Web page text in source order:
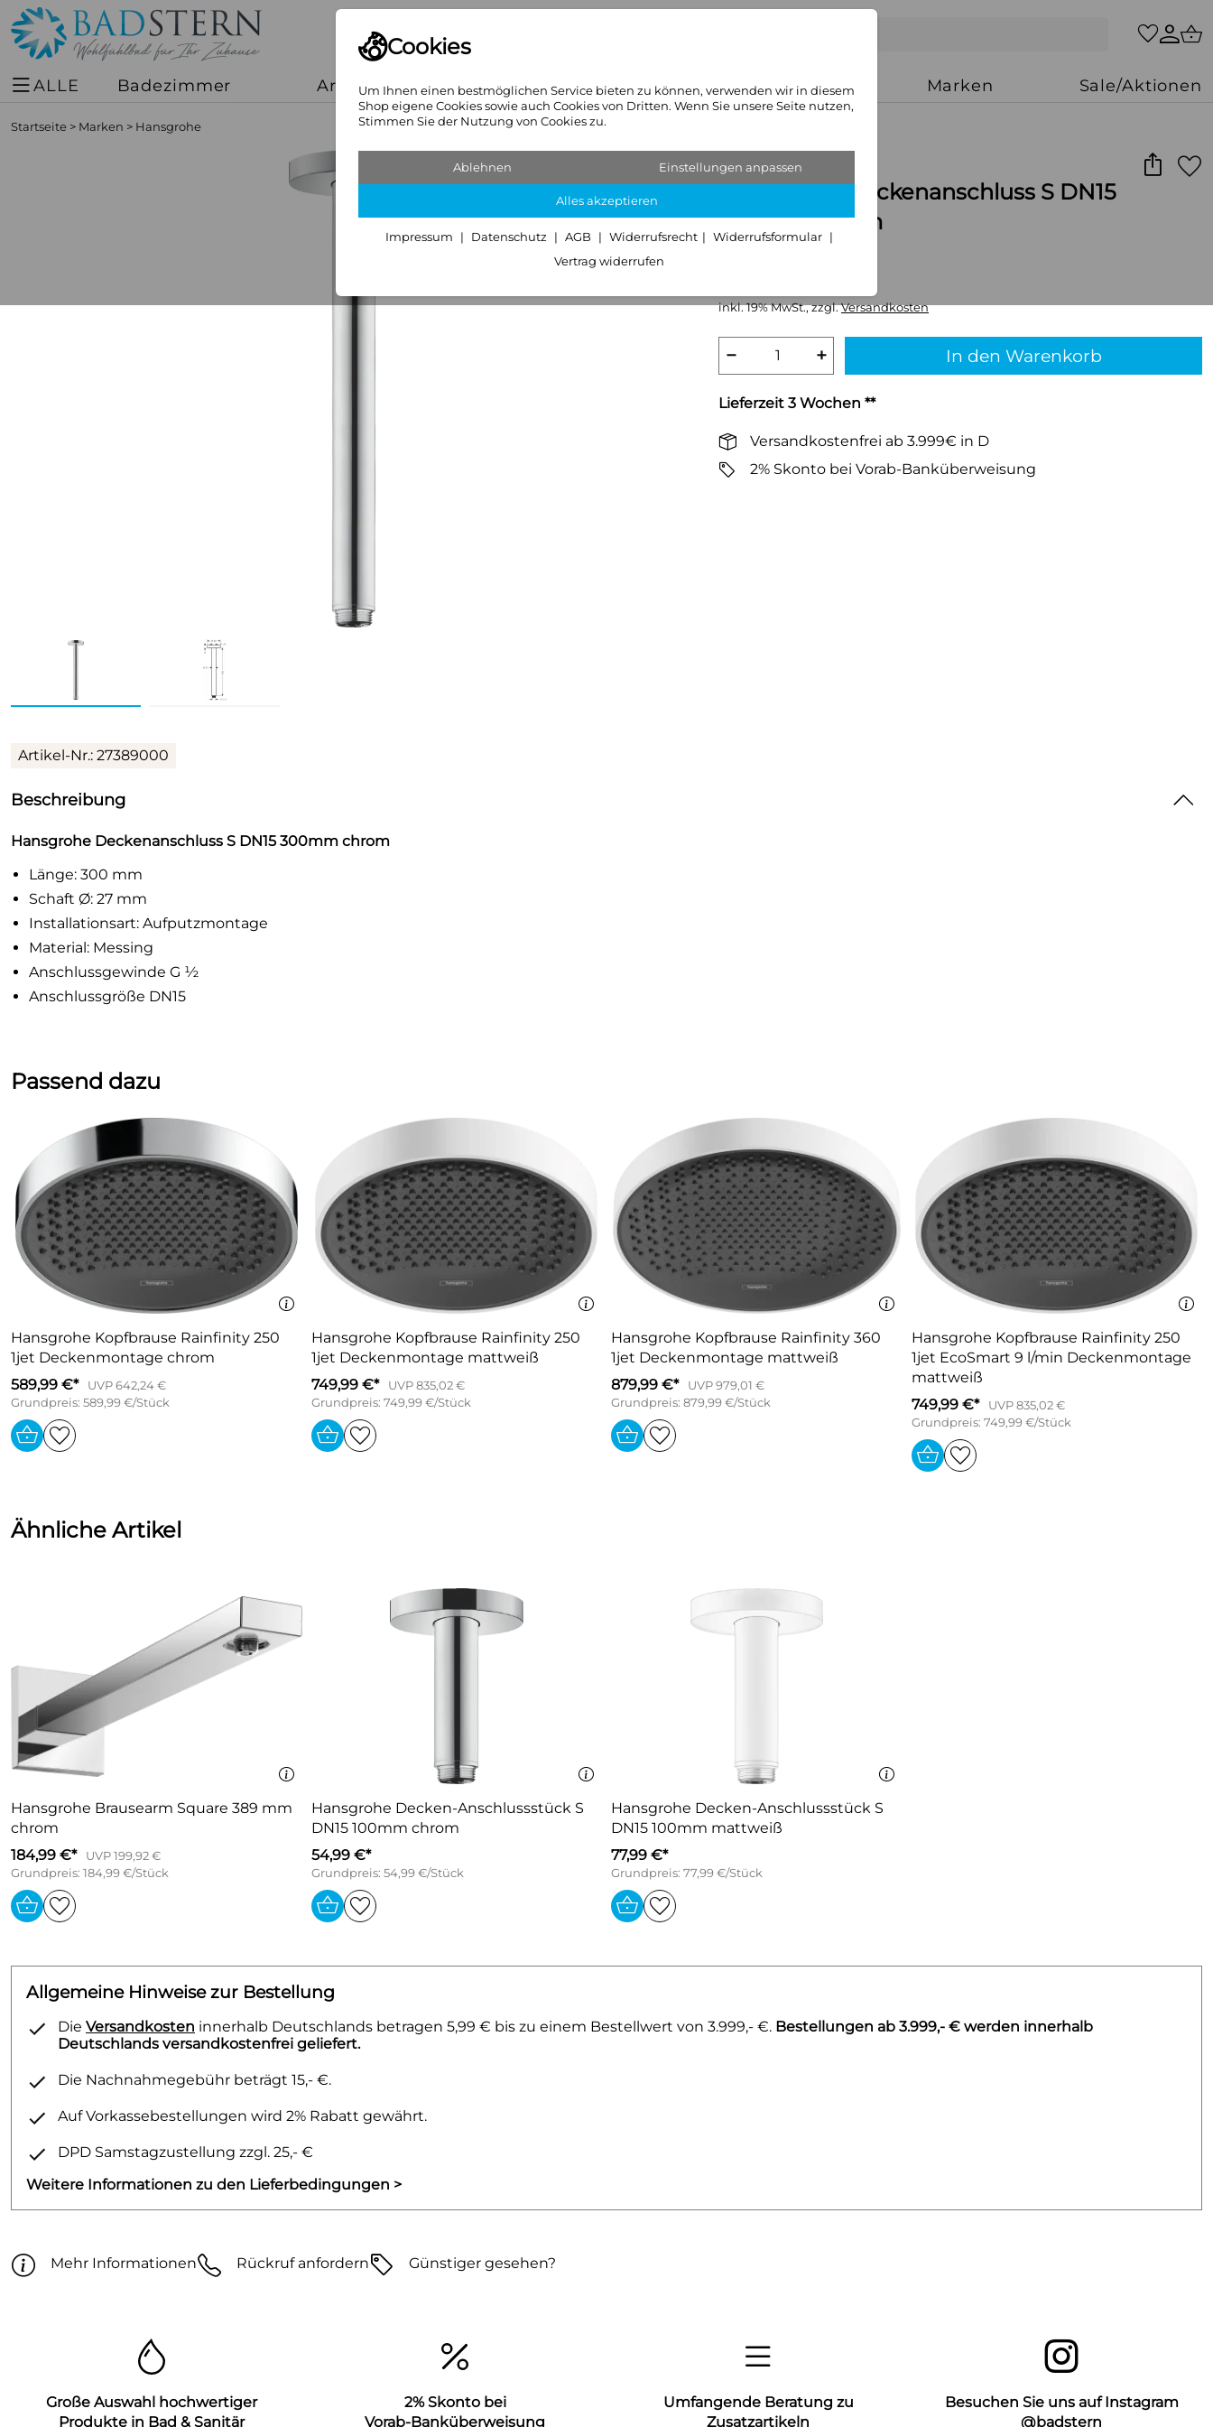
Cookies
Um Ihnen einen bestmöglichen Service bieten zu können, verwenden wir in diesem
Shop eigene Cookies sowie auch Cookies von Dritten. Wenn Sie unsere Seite nutzen,
Stimmen Sie der Nutzung von Cookies zu.
Ablehnen Einstellungen anpassen
Alles akzeptieren
Impressum Datenschutz AGB Widerrufsrecht
Widerrufsformular
Vertrag widerrufen
ALLE Badezimmer Armaturen Heizkörper Sanitär & Heizung Marken Sale/Aktionen
Startseite > Marken > Hansgrohe
Hansgrohe Deckenanschluss S DN15
300mm chrom
inkl. 19% MwSt., zzgl.Versandkosten
− + In den Warenkorb
Lieferzeit 3 Wochen **
Versandkostenfrei ab 3.999€ in D
2% Skonto bei Vorab-Banküberweisung
Artikel-Nr.: 27389000
Beschreibung
Hansgrohe Deckenanschluss S DN15 300mm chrom
Länge: 300 mm
Schaft Ø: 27 mm
Installationsart: Aufputzmontage
Material: Messing
Anschlussgewinde G ½
Anschlussgröße DN15
Passend dazu
Hansgrohe Kopfbrause Rainfinity 250
1jet Deckenmontage chrom
589,99 €*
UVP 642,24 €
Grundpreis: 589,99 €/Stück
Hansgrohe Kopfbrause Rainfinity 250
1jet Deckenmontage mattweiß
749,99 €*
UVP 835,02 €
Grundpreis: 749,99 €/Stück
Hansgrohe Kopfbrause Rainfinity 360
1jet Deckenmontage mattweiß
879,99 €*
UVP 979,01 €
Grundpreis: 879,99 €/Stück
Hansgrohe Kopfbrause Rainfinity 250
1jet EcoSmart 9 l/min Deckenmontage
mattweiß
749,99 €*
UVP 835,02 €
Grundpreis: 749,99 €/Stück
Ähnliche Artikel
Hansgrohe Brausearm Square 389 mm
chrom
184,99 €*
UVP 199,92 €
Grundpreis: 184,99 €/Stück
Hansgrohe Decken-Anschlussstück S
DN15 100mm chrom
54,99 €*
Grundpreis: 54,99 €/Stück
Hansgrohe Decken-Anschlussstück S
DN15 100mm mattweiß
77,99 €*
Grundpreis: 77,99 €/Stück
Allgemeine Hinweise zur Bestellung
Die Versandkosten innerhalb Deutschlands betragen 5,99 € bis zu einem Bestellwert von 3.999,- €. Bestellungen ab 3.999,- € werden innerhalb
Deutschlands versandkostenfrei geliefert.
Die Nachnahmegebühr beträgt 15,- €.
Auf Vorkassebestellungen wird 2% Rabatt gewährt.
DPD Samstagzustellung zzgl. 25,- €
Weitere Informationen zu den Lieferbedingungen >
Mehr Informationen Rückruf anfordern Günstiger gesehen?
Große Auswahl hochwertiger
Produkte in Bad & Sanitär
2% Skonto bei
Vorab-Banküberweisung
Umfangende Beratung zu
Zusatzartikeln
Besuchen Sie uns auf Instagram
@badstern